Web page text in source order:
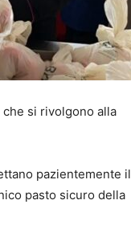
che si rivolgono alla
pazientemente il
pasto sicuro della